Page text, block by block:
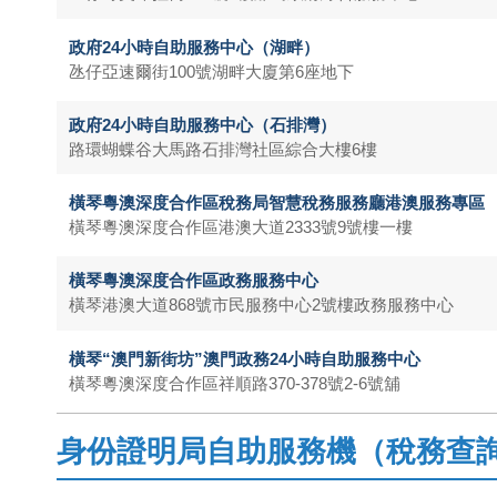
政府24小時自助服務中心（湖畔）
氹仔亞速爾街100號湖畔大廈第6座地下
政府24小時自助服務中心（石排灣）
路環蝴蝶谷大馬路石排灣社區綜合大樓6樓
橫琴粵澳深度合作區稅務局智慧稅務服務廳港澳服務專區
橫琴粵澳深度合作區港澳大道2333號9號樓一樓
橫琴粵澳深度合作區政務服務中心
橫琴港澳大道868號市民服務中心2號樓政務服務中心
橫琴“澳門新街坊”澳門政務24小時自助服務中心
橫琴粵澳深度合作區祥順路370-378號2-6號舖
身份證明局自助服務機（稅務查